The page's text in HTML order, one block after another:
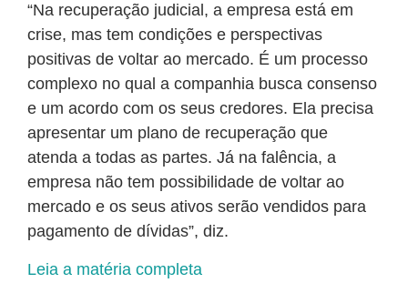
“Na recuperação judicial, a empresa está em
crise, mas tem condições e perspectivas
positivas de voltar ao mercado. É um processo
complexo no qual a companhia busca consenso
e um acordo com os seus credores. Ela precisa
apresentar um plano de recuperação que
atenda a todas as partes. Já na falência, a
empresa não tem possibilidade de voltar ao
mercado e os seus ativos serão vendidos para
pagamento de dívidas”, diz.
Leia a matéria completa